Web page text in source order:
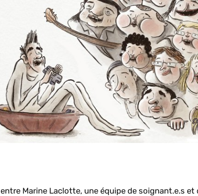
Marine Laclotte, une équipe de soignant.e.s et